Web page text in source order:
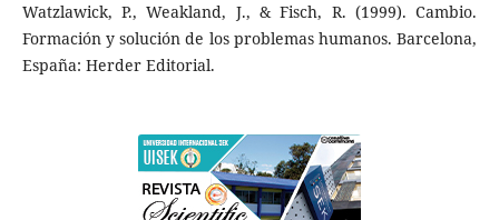
Watzlawick, P., Weakland, J., & Fisch, R. (1999). Cambio.
Formación y solución de los problemas humanos. Barcelona,
España: Herder Editorial.